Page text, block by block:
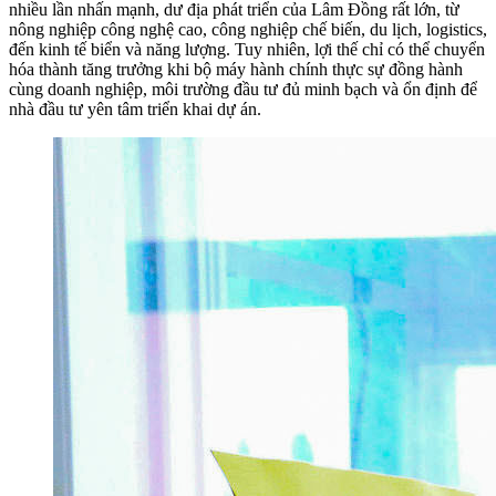
nhiều lần nhấn mạnh, dư địa phát triển của Lâm Đồng rất lớn, từ
nông nghiệp công nghệ cao, công nghiệp chế biến, du lịch, logistics,
đến kinh tế biển và năng lượng. Tuy nhiên, lợi thế chỉ có thể chuyển
hóa thành tăng trưởng khi bộ máy hành chính thực sự đồng hành
cùng doanh nghiệp, môi trường đầu tư đủ minh bạch và ổn định để
nhà đầu tư yên tâm triển khai dự án.